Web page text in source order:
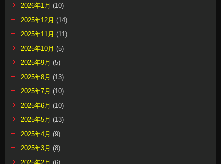
2026年1月 (10)
2025年12月 (14)
2025年11月 (11)
2025年10月 (5)
2025年9月 (5)
2025年8月 (13)
2025年7月 (10)
2025年6月 (10)
2025年5月 (13)
2025年4月 (9)
2025年3月 (8)
2025年2月 (6)